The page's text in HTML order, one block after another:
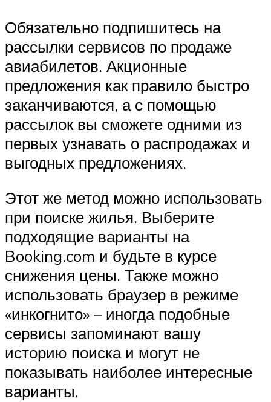
Обязательно подпишитесь на
рассылки сервисов по продаже
авиабилетов. Акционные
предложения как правило быстро
заканчиваются, а с помощью
рассылок вы сможете одними из
первых узнавать о распродажах и
выгодных предложениях.
Этот же метод можно использовать
при поиске жилья. Выберите
подходящие варианты на
Booking.com и будьте в курсе
снижения цены. Также можно
использовать браузер в режиме
«инкогнито» – иногда подобные
сервисы запоминают вашу
историю поиска и могут не
показывать наиболее интересные
варианты.